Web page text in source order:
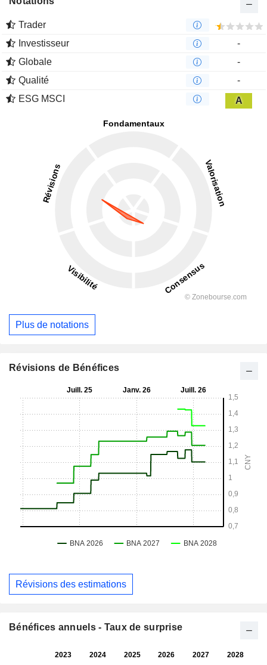
Trader
Investisseur
-
Globale
-
Qualité
-
ESG MSCI
A
Plus de notations
Révisions de Bénéfices
Révisions des estimations
Bénéfices annuels - Taux de surprise